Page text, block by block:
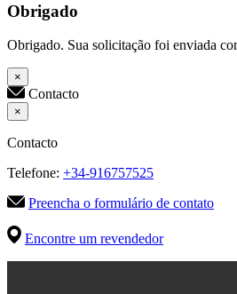
Obrigado
Obrigado. Sua solicitação foi enviada
×
Contacto
×
Contacto
Telefone: +34-916757525
Preencha o formulário de contato
Encontre um revendedor